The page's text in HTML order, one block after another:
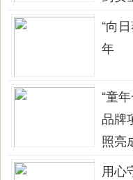
“向
年
“童
品牌
照亮
用心